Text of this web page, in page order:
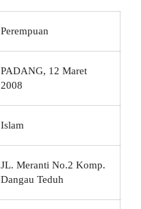
Perempuan
PADANG, 12 Maret
2008
Islam
JL. Meranti No.2 Komp.
Dangau Teduh